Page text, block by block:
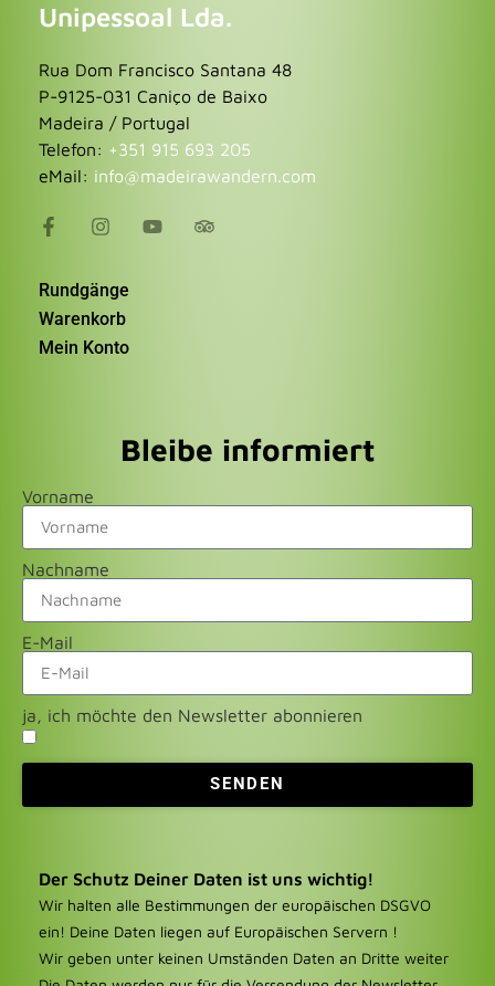
Unipessoal Lda.
Rua Dom Francisco Santana 48
P-9125-031 Caniço de Baixo
Madeira / Portugal
Telefon: +351 915 693 205
eMail: info@madeirawandern.com
Rundgänge
Warenkorb
Mein Konto
Bleibe informiert
Vorname
Nachname
E-Mail
ja, ich möchte den Newsletter abonnieren
SENDEN
Der Schutz Deiner Daten ist uns wichtig!
Wir halten alle Bestimmungen der europäischen DSGVO
ein! Deine Daten liegen auf Europäischen Servern !
Wir geben unter keinen Umständen Daten an Dritte weiter